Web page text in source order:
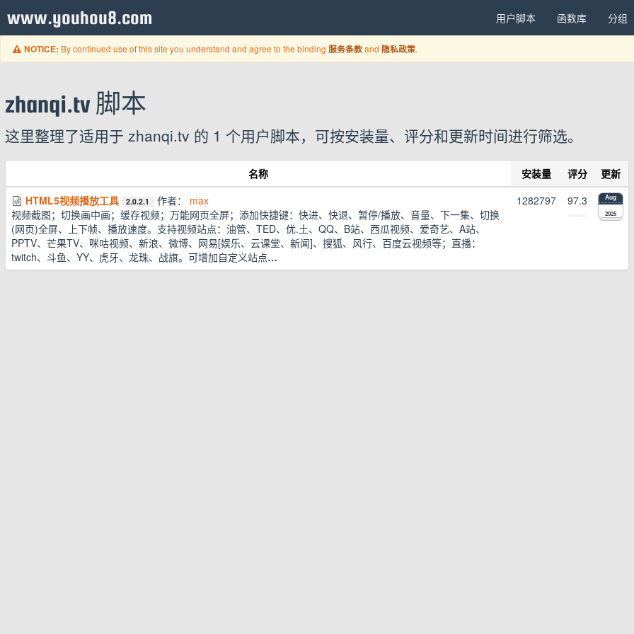
www.youhou8.com 用户脚本 函数库 分组
NOTICE: By continued use of this site you understand and agree to the binding 服务条款and 隐私政策.
zhanqi.tv 脚本
这里整理了适用于 zhanqi.tv 的 1 个用户脚本，可按安装量、评分和更新时间进行筛选。
名称 安装量 评分
更新
HTML5视频播放工具
2.0.2.1 作者： max
视频截图；切换画中画；缓存视频；万能网页全屏；添加快捷键：快进、快退、暂停/播放、音量、下一集、切换
(网页)全屏、上下帧、播放速度。支持视频站点：油管、TED、优.土、QQ、B站、西瓜视频、爱奇艺、A站、
PPTV、芒果TV、咪咕视频、新浪、微博、网易[娱乐、云课堂、新闻]、搜狐、风行、百度云视频等；直播：
twitch、斗鱼、YY、虎牙、龙珠、战旗。可增加自定义站点…
1282797 97.3 Aug
2025